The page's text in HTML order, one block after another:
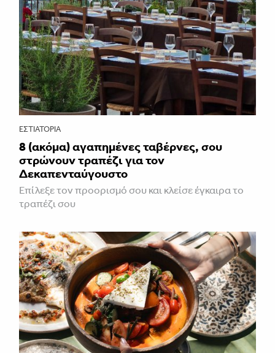
ΕΣΤΙΑΤΌΡΙΑ
8 (ακόμα) αγαπημένες ταβέρνες, σου
στρώνουν τραπέζι για τον
Δεκαπενταύγουστο
Επίλεξε τον προορισμό σου και κλείσε έγκαιρα το
τραπέζι σου